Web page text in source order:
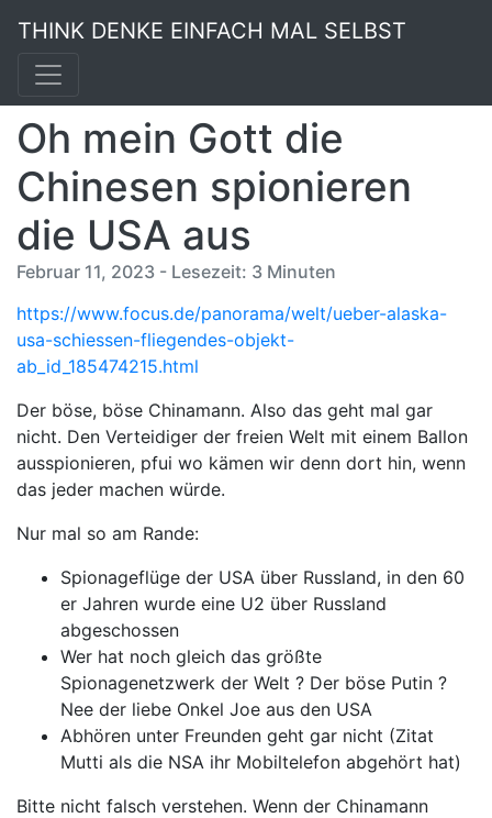
THINK DENKE EINFACH MAL SELBST
Oh mein Gott die
Chinesen spionieren
die USA aus
Februar 11, 2023 - Lesezeit: 3 Minuten
https://www.focus.de/panorama/welt/ueber-alaska-
usa-schiessen-fliegendes-objekt-
ab_id_185474215.html
Der böse, böse Chinamann. Also das geht mal gar
nicht. Den Verteidiger der freien Welt mit einem Ballon
ausspionieren, pfui wo kämen wir denn dort hin, wenn
das jeder machen würde.
Nur mal so am Rande:
Spionageflüge der USA über Russland, in den 60
er Jahren wurde eine U2 über Russland
abgeschossen
Wer hat noch gleich das größte
Spionagenetzwerk der Welt ? Der böse Putin ?
Nee der liebe Onkel Joe aus den USA
Abhören unter Freunden geht gar nicht (Zitat
Mutti als die NSA ihr Mobiltelefon abgehört hat)
Bitte nicht falsch verstehen. Wenn der Chinamann